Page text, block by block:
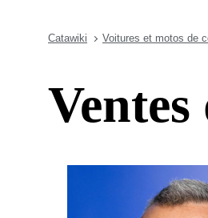
Catawiki Voitures et motos de